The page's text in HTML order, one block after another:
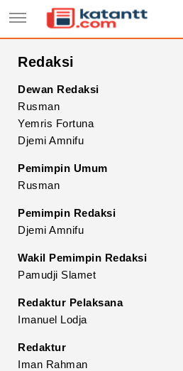
Redaksi
Dewan Redaksi
Rusman
Yemris Fortuna
Djemi Amnifu
Pemimpin Umum
Rusman
Pemimpin Redaksi
Djemi Amnifu
Wakil Pemimpin Redaksi
Pamudji Slamet
Redaktur Pelaksana
Imanuel Lodja
Redaktur
Iman Rahman